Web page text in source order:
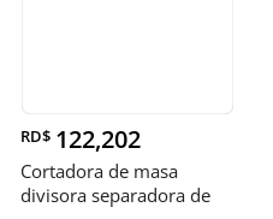
RD$ 122,202
Cortadora de masa
divisora separadora de